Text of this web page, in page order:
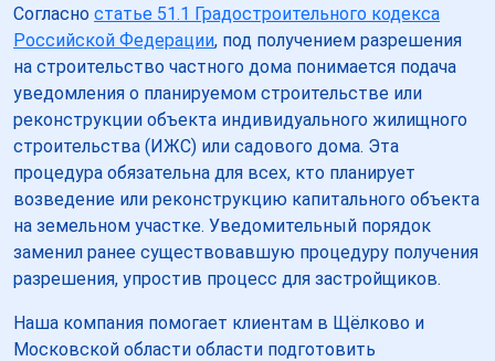
Согласно статье 51.1 Градостроительного кодекса
Российской Федерации, под получением разрешения
на строительство частного дома понимается подача
уведомления о планируемом строительстве или
реконструкции объекта индивидуального жилищного
строительства (ИЖС) или садового дома. Эта
процедура обязательна для всех, кто планирует
возведение или реконструкцию капитального объекта
на земельном участке. Уведомительный порядок
заменил ранее существовавшую процедуру получения
разрешения, упростив процесс для застройщиков.
Наша компания помогает клиентам в Щёлково и
Московской области области подготовить